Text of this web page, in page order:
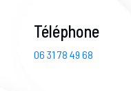
Téléphone
06 31 78 49 68